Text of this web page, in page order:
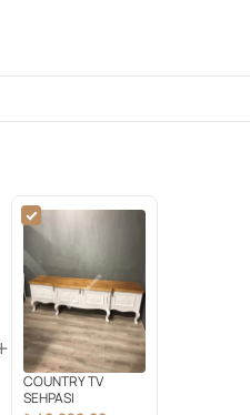
COUNTRY TV
SEHPASI